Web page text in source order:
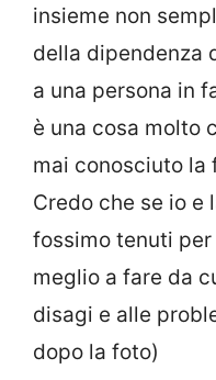
insieme non
della dipendenza
a una persona in
è una cosa molto
mai conosciuto la
Credo che se io e
fossimo tenuti
meglio a fare da
disagi e alle
dopo la foto)